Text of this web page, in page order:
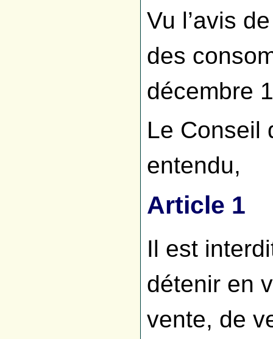
Vu l’avis
des
décembre
Le Conseil
entendu,
Article 1
Il est
détenir en
vente, de